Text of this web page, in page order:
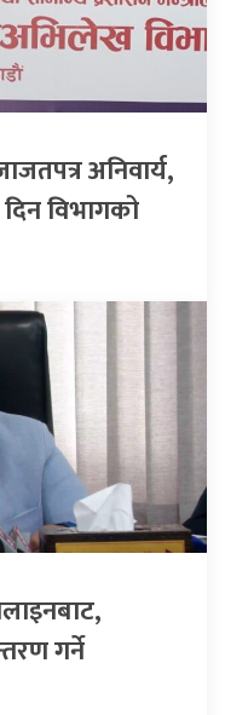
अनिवार्य,
विभागको
गर्ने